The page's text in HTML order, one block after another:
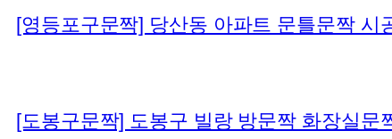
[영등포구문짝] 당산동 아파트 문틀문짝 시
[도봉구문짝] 도봉구 빌랑 방문짝 화장실문